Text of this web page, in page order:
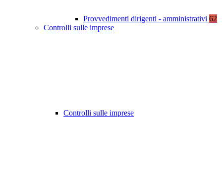
Provvedimenti dirigenti - amministrativi 62
Controlli sulle imprese
Controlli sulle imprese